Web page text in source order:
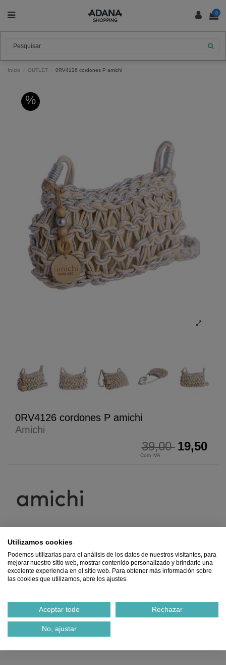
0
Início OUTLET 0RV4126 cordones P amichi
%
0RV4126 cordones P amichi
Amichi
39,00 19,50
Com IVA
Utilizamos cookies
Podemos utilizarlas para el análisis de los datos de nuestros visitantes, para
mejorar nuestro sitio web, mostrar contenido personalizado y brindarle una
excelente experiencia en el sitio web. Para obtener más información sobre
las cookies que utilizamos, abre los ajustes.
Aceptar todo Rechazar
No, ajustar